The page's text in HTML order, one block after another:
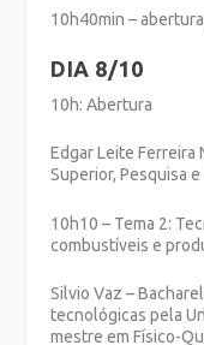
10h40min –
DIA 8/10
10h: Abertura
Edgar Leite Ferreira
Superior, Pesquisa e
10h10 – Tema 2:
combustíveis e
Silvio Vaz –
tecnológicas pela
mestre em Físico-